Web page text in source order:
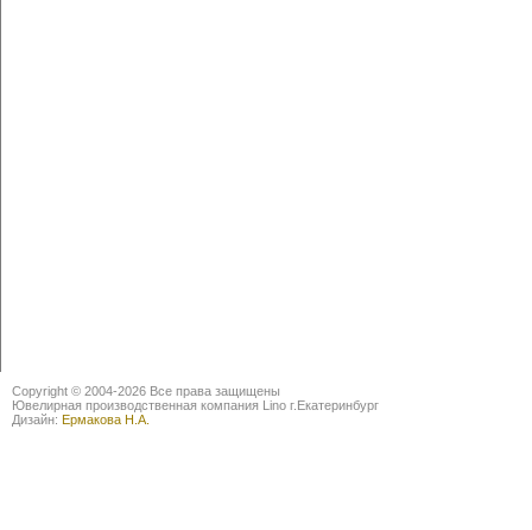
Copyright © 2004-2026 Все права защищены
Ювелирная производственная компания Lino г.Екатеринбург
Дизайн: Ермакова Н.А.